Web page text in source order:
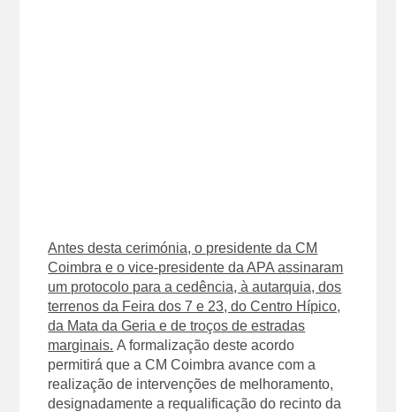
Antes desta cerimónia, o presidente da CM
Coimbra e o vice-presidente da APA assinaram
um protocolo para a cedência, à autarquia, dos
terrenos da Feira dos 7 e 23, do Centro Hípico,
da Mata da Geria e de troços de estradas
marginais. A formalização deste acordo
permitirá que a CM Coimbra avance com a
realização de intervenções de melhoramento,
designadamente a requalificação do recinto da